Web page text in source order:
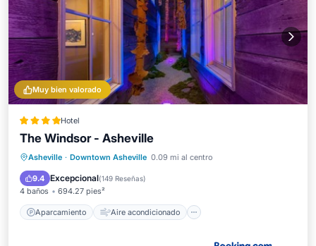
Muy bien valorado
Hotel
The Windsor - Asheville
Asheville · Downtown Asheville 0.09 mi al centro
9.4 Excepcional(149 Reseñas)
4 baños 694.27 pies²
Aparcamiento Aire acondicionado
Aparcamiento
Aire acondicionado
Internet
Se admiten mascotas